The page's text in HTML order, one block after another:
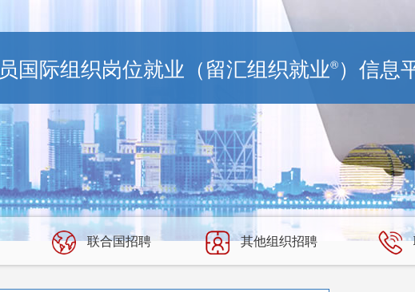
国际组织岗位就业（留汇组织就业® ）信息
联合国招聘 其他组织招聘